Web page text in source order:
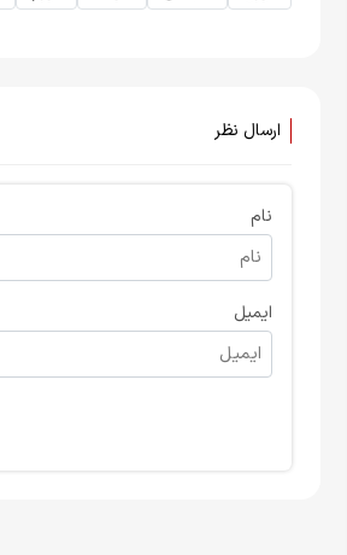
ارسال نظر
نام
ایمیل